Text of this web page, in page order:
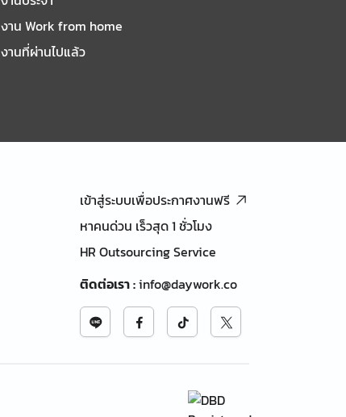
งาน Work from home
งานที่ผ่านไปแล้ว
เข้าสู่ระบบเพื่อประกาศงานฟรี
หาคนด่วน เร็วสุด 1 ชั่วโมง
HR Outsourcing Service
ติดต่อเรา:info@daywork.co